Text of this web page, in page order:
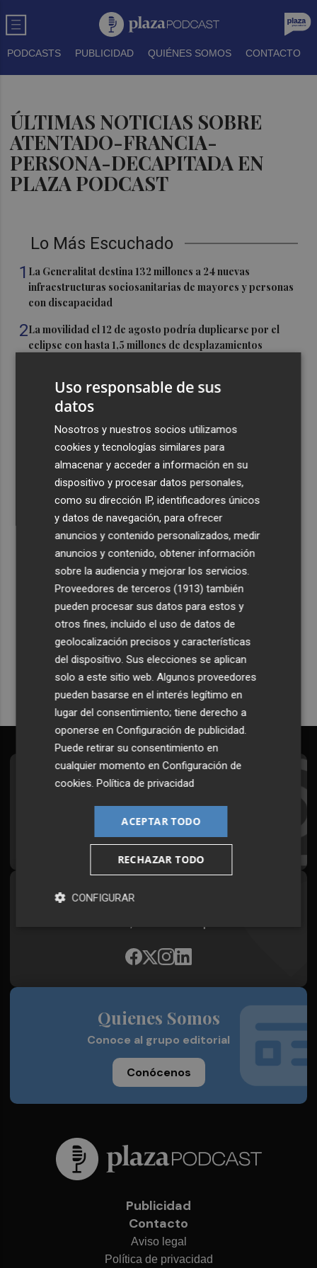
PODCASTS PUBLICIDAD QUIÉNES SOMOS CONTACTO
ÚLTIMAS NOTICIAS SOBRE
ATENTADO-FRANCIA-
PERSONA-DECAPITADA EN
PLAZA PODCAST
Lo Más Escuchado
1 La Generalitat destina 132 millones a 24 nuevas
infraestructuras sociosanitarias de mayores y personas
con discapacidad
2La movilidad el 12 de agosto podría duplicarse por el
eclipse con hasta 1,5 millones de desplazamientos
Los equipos de extinción afrontan horas "vitales" en
Tírig para trabajar con medios aéreos
La Guardia Civil desplegará un dispositivo especial de
seguridad por el eclipse del día 12, con más de 24.000
efectivos
El Ayuntamiento de València lanza un decálogo para
seguir el eclipse con seguridad
Recibe toda la actualidad de
Plaza Podcast en tu correo
Quiero suscribirme
Suscríbete al Boletín
Todos los días a primera hora en tu email
¡Quiero suscribirme!
Síguenos en redes
Quienes Somos
Conoce al grupo editorial
Conócenos
Publicidad
Contacto
Aviso legal
Política de privacidad
Uso responsable de sus
datos
Nosotros y nuestros socios utilizamos
cookies y tecnologías similares para
almacenar y acceder a información en su
dispositivo y procesar datos personales,
como su dirección IP, identificadores únicos
y datos de navegación, para ofrecer
anuncios y contenido personalizados, medir
anuncios y contenido, obtener información
sobre la audiencia y mejorar los servicios.
Proveedores de terceros (1913) también
pueden procesar sus datos para estos y
otros fines, incluido el uso de datos de
geolocalización precisos y características
del dispositivo. Sus elecciones se aplican
solo a este sitio web. Algunos proveedores
pueden basarse en el interés legítimo en
lugar del consentimiento; tiene derecho a
oponerse enConfiguración de publicidad
Puede retirar su consentimiento en
cualquier momento enConfiguración de
cookies .Política de privacidad
ACEPTAR TODO
RECHAZAR TODO
CONFIGURAR